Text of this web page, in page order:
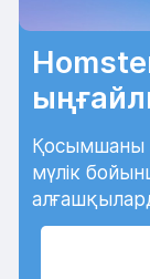
Қосымшаны
мүлік